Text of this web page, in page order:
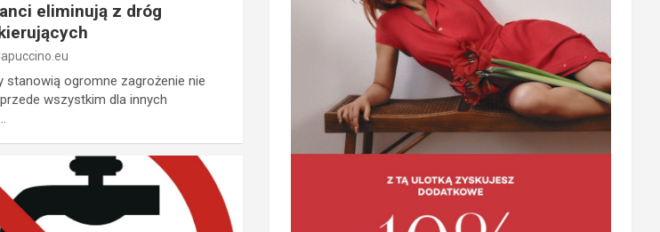
eliminują z dróg
stanowią ogromne zagrożenie nie
wszystkim dla innych